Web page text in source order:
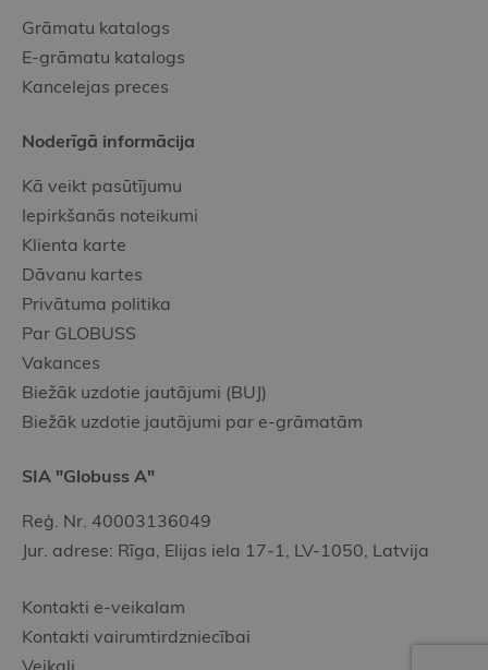
Grāmatu katalogs
E-grāmatu katalogs
Kancelejas preces
Noderīgā informācija
Kā veikt pasūtījumu
Iepirkšanās noteikumi
Klienta karte
Dāvanu kartes
Privātuma politika
Par GLOBUSS
Vakances
Biežāk uzdotie jautājumi (BUJ)
Biežāk uzdotie jautājumi par e-grāmatām
SIA "Globuss A"
Reģ. Nr. 40003136049
Jur. adrese: Rīga, Elijas iela 17-1, LV-1050, Latvija
Kontakti e-veikalam
Kontakti vairumtirdzniecībai
Veikali